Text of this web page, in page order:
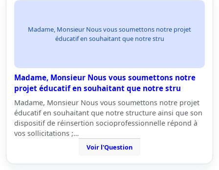
Madame, Monsieur Nous vous soumettons notre projet
éducatif en souhaitant que notre stru
Madame, Monsieur Nous vous soumettons notre
projet éducatif en souhaitant que notre stru
Madame, Monsieur Nous vous soumettons notre projet
éducatif en souhaitant que notre structure ainsi que son
dispositif de réinsertion socioprofessionnelle répond à
vos sollicitations ;…
Voir l'Question